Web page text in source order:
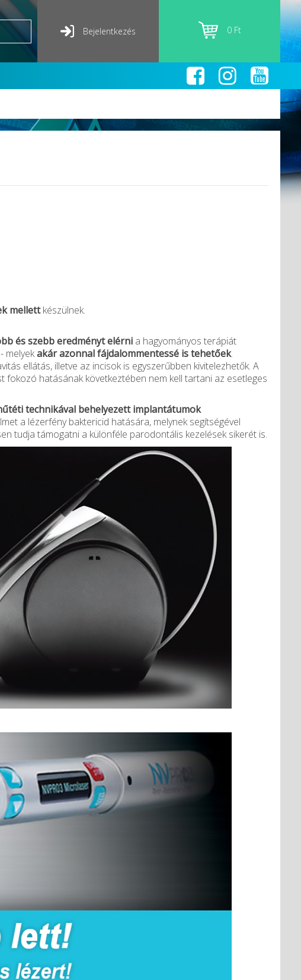
Bejelentkezés 0 Ft
mellettkészülnek.
és szebb eredményt elérni a hagyományos terápiát
melyekakár azonnal fájdalommentessé is tehetőek.
ellátás, illetve az incisok is egyszerűbben kivitelezhetők. A
hatásának következtében nem kell tartani az esetleges
technikával behelyezett implantátumok
a lézerfény baktericid hatására, melynek segítségével
tudja támogatni a különféle parodontális kezelések sikerét is.